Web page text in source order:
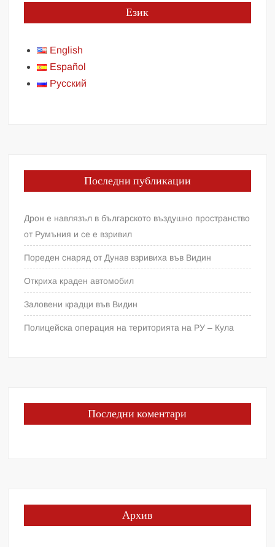
Език
English
Español
Русский
Последни публикации
Дрон е навлязъл в българското въздушно пространство
от Румъния и се е взривил
Пореден снаряд от Дунав взривиха във Видин
Откриха краден автомобил
Заловени крадци във Видин
Полицейска операция на територията на РУ – Кула
Последни коментари
Архив